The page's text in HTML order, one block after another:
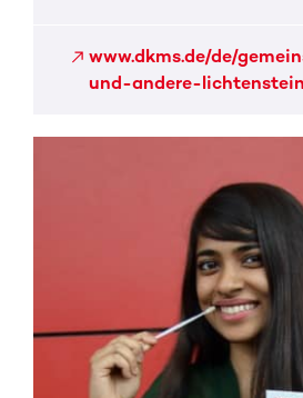
www.dkms.de/de/
und-andere-lichtenstein